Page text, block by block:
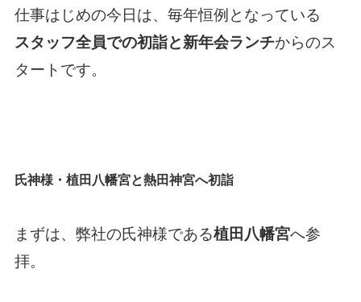
仕事はじめの今日は、毎年恒例となっている
スタッフ全員での初詣と新年会ランチからのス
タートです。
氏神様・植田八幡宮と熱田神宮へ初詣
まずは、弊社の氏神様である植田八幡宮へ参
拝。